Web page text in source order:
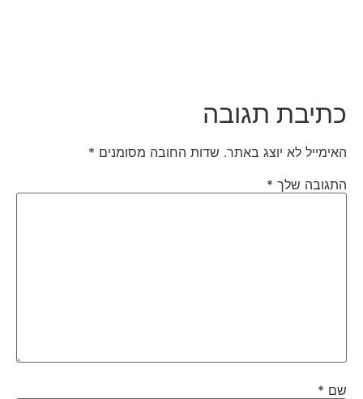
כתיבת תגובה
האימייל לא יוצג באתר. שדות החובה מסומנים*
התגובה שלך*
שם*